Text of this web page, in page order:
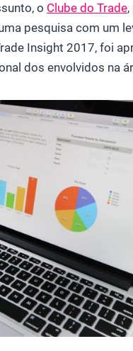
o Clube do Trade
pesquisa com um
Insight 2017, foi
dos envolvidos na